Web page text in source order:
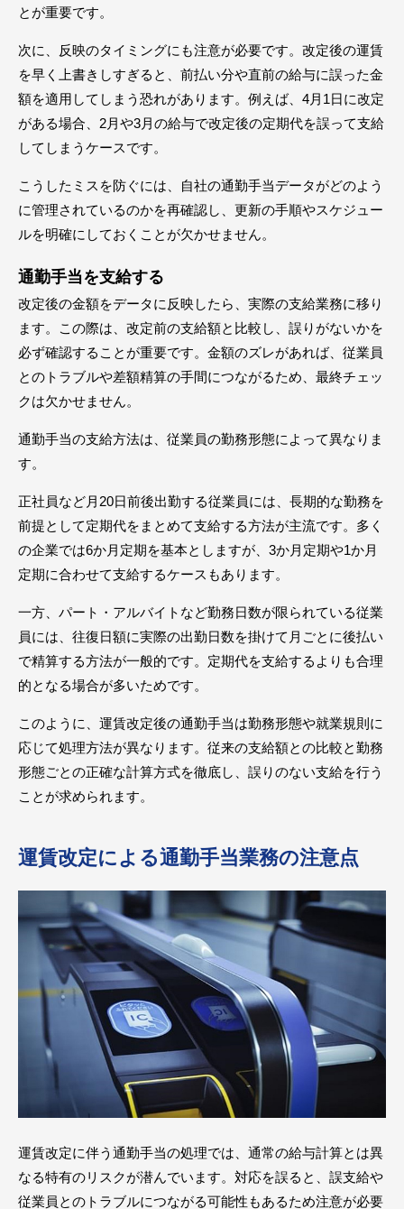
とが重要です。
次に、反映のタイミングにも注意が必要です。改定後の運賃
を早く上書きしすぎると、前払い分や直前の給与に誤った金
額を適用してしまう恐れがあります。例えば、4月1日に改定
がある場合、2月や3月の給与で改定後の定期代を誤って支給
してしまうケースです。
こうしたミスを防ぐには、自社の通勤手当データがどのよう
に管理されているのかを再確認し、更新の手順やスケジュー
ルを明確にしておくことが欠かせません。
通勤手当を支給する
改定後の金額をデータに反映したら、実際の支給業務に移り
ます。この際は、改定前の支給額と比較し、誤りがないかを
必ず確認することが重要です。金額のズレがあれば、従業員
とのトラブルや差額精算の手間につながるため、最終チェッ
クは欠かせません。
通勤手当の支給方法は、従業員の勤務形態によって異なりま
す。
正社員など月20日前後出勤する従業員には、長期的な勤務を
前提として定期代をまとめて支給する方法が主流です。多く
の企業では6か月定期を基本としますが、3か月定期や1か月
定期に合わせて支給するケースもあります。
一方、パート・アルバイトなど勤務日数が限られている従業
員には、往復日額に実際の出勤日数を掛けて月ごとに後払い
で精算する方法が一般的です。定期代を支給するよりも合理
的となる場合が多いためです。
このように、運賃改定後の通勤手当は勤務形態や就業規則に
応じて処理方法が異なります。従来の支給額との比較と勤務
形態ごとの正確な計算方式を徹底し、誤りのない支給を行う
ことが求められます。
運賃改定による通勤手当業務の注意点
運賃改定に伴う通勤手当の処理では、通常の給与計算とは異
なる特有のリスクが潜んでいます。対応を誤ると、誤支給や
従業員とのトラブルにつながる可能性もあるため注意が必要